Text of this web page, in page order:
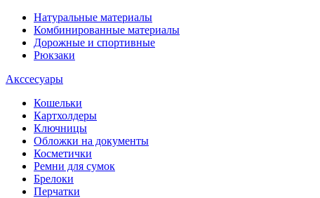
Натуральные материалы
Комбинированные материалы
Дорожные и спортивные
Рюкзаки
Акссесуары
Кошельки
Картхолдеры
Ключницы
Обложки на документы
Косметички
Ремни для сумок
Брелоки
Перчатки